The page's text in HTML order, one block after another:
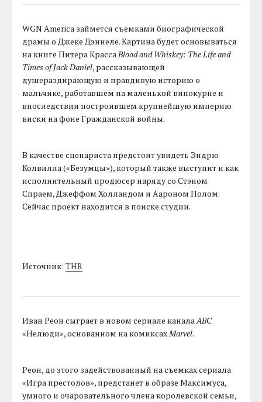
WGN America займется съемками биографической
драмы о Джеке Дэниеле. Картина будет основываться
на книге Питера КрассаBlood and Whiskey: The Life and
Times of Jack Daniel, рассказывающей
душераздирающую и правдивую историю о
мальчике, работавшем на маленькой винокурне и
впоследствии построившем крупнейшую империю
виски на фоне Гражданской войны.
В качестве сценариста предстоит увидеть Эндрю
Колвилла («Безумцы»), который также выступит и как
исполнительный продюсер наряду со Стэном
Спраем, Джеффом Холландом и Аароном Полом.
Сейчас проект находится в поиске студии.
Источник:THR
Иван Реон сыграет в новом сериале каналаABC
«Нелюди», основанном на комиксахMarvel.
Реон, до этого задействованный на съемках сериала
«Игра престолов», предстанет в образе Максимуса,
умного и очаровательного члена королевской семьи,